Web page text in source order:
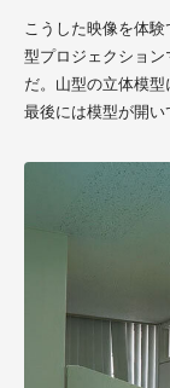
こうした映像を体
型プロジェクション
だ。山型の立体模型
最後には模型が開い